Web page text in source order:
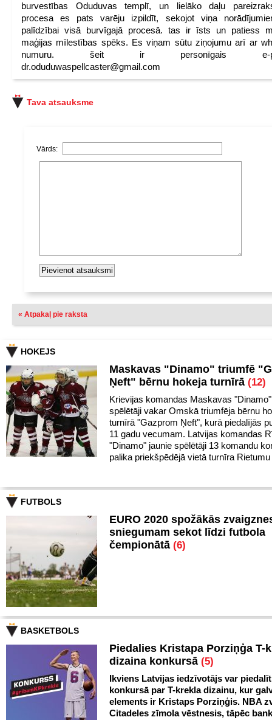
burvestības Oduduvas templī, un lielāko daļu
procesa es pats varēju izpildīt, sekojot viņa
palīdzībai visā burvīgajā procesā. tas ir īsts un patiess
maģijas mīlestības spēks. Es viņam sūtu ziņojumu arī ar
numuru. šeit ir personīgais e-
dr.oduduwaspellcaster@gmail.com
Tava atsauksme
Vārds:
« Atpakaļ pie raksta
HOKEJS
Maskavas "Dinamo" triumfē
Ņeft" bērnu hokeja turnīrā (12)
Krievijas komandas Maskavas
spēlētāji vakar Omskā triumfēja bērnu
turnīrā "Gazprom Ņeft", kurā piedalījās
11 gadu vecumam. Latvijas komandas
"Dinamo" jaunie spēlētāji 13 komandu
palika priekšpēdējā vietā turnīra
FUTBOLS
EURO 2020 spožākās
sniegumam sekot līdzi futbola
čempionātā (6)
BASKETBOLS
Piedalies Kristapa Porziņģa T-
dizaina konkursā (5)
Ikviens Latvijas iedzīvotājs var
konkursā par T-krekla dizainu, kur
elements ir Kristaps Porziņģis. NBA
Citadeles zīmola vēstnesis, tāpēc